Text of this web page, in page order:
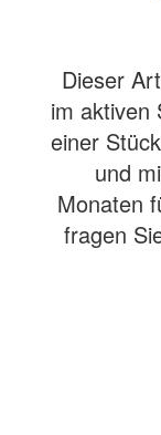
Dieser
im aktiven
einer
und
Monaten
fragen